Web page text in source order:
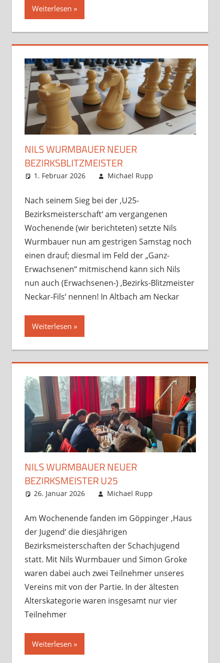
Weiterlesen
NILS WURMBAUER NEUER
BEZIRKSBLITZMEISTER
1. Februar 2026 Michael Rupp
Verbandsspiele
Nach seinem Sieg bei der ‚U25-
Bezirksmeisterschaft‘ am vergangenen
Wochenende (wir berichteten) setzte Nils
Wurmbauer nun am gestrigen Samstag noch
einen drauf; diesmal im Feld der „Ganz-
Erwachsenen“ mitmischend kann sich Nils
nun auch (Erwachsenen-) ‚Bezirks-Blitzmeister
Neckar-Fils‘ nennen! In Altbach am Neckar
Weiterlesen
NILS WURMBAUER NEUER
BEZIRKSMEISTER U25
26. Januar 2026
Michael Rupp
Opens und
Startseite
hinterlassen
Am Wochenende fanden im Göppinger ‚Haus
der Jugend‘ die diesjährigen
Bezirksmeisterschaften der Schachjugend
statt. Mit Nils Wurmbauer und Simon Groke
waren dabei auch zwei Teilnehmer unseres
Vereins mit von der Partie. In der ältesten
Alterskategorie waren insgesamt nur vier
Teilnehmer
Weiterlesen